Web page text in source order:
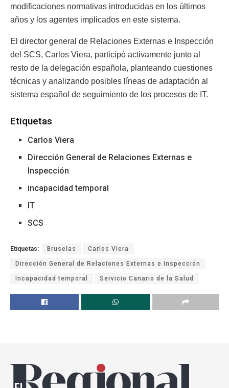
modificaciones normativas introducidas en los últimos
años y los agentes implicados en este sistema.
El director general de Relaciones Externas e Inspección
del SCS, Carlos Viera, participó activamente junto al
resto de la delegación española, planteando cuestiones
técnicas y analizando posibles líneas de adaptación al
sistema español de seguimiento de los procesos de IT.
Etiquetas
Carlos Viera
Dirección General de Relaciones Externas e
Inspección
incapacidad temporal
IT
SCS
Etiquetas: Bruselas Carlos Viera
Dirección General de Relaciones Externas e Inspección
Incapacidad temporal Servicio Canario de la Salud